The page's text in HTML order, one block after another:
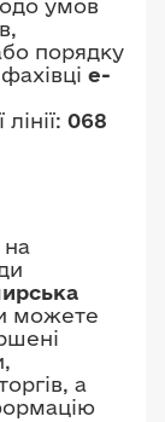
умов
порядку
e-
068
на
можете
а